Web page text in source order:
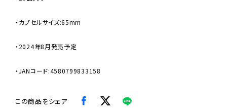
・カプセルサイズ:65mm
・2024年8月発売予定
・JANコード:4580799833158
この商品をシェア